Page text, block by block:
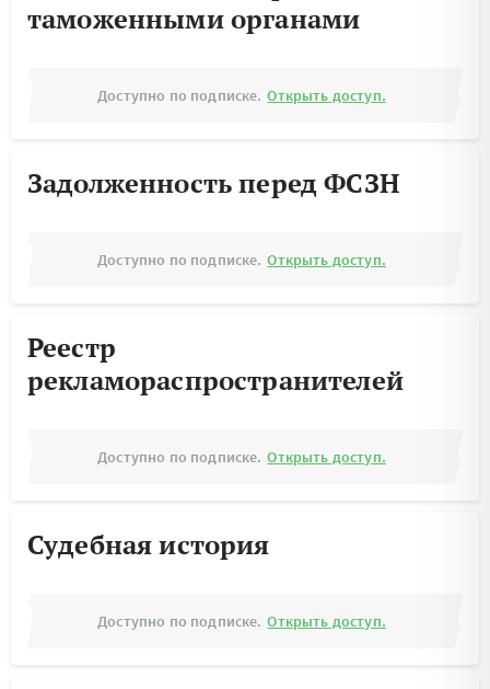
таможенными органами
Доступно по подписке. Открыть доступ.
Задолженность перед ФСЗН
Доступно по подписке. Открыть доступ.
Реестр
рекламораспространителей
Доступно по подписке. Открыть доступ.
Судебная история
Доступно по подписке. Открыть доступ.